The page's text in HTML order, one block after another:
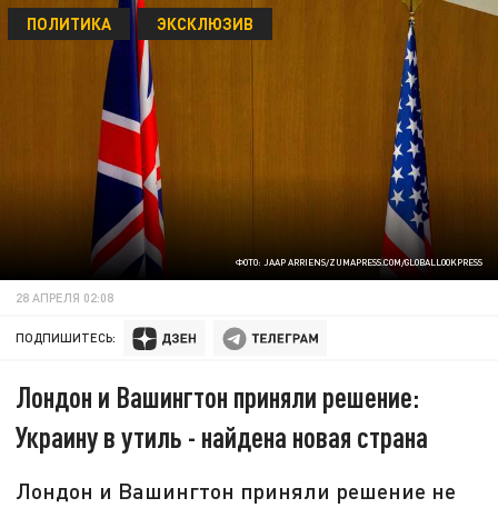
ФОТО: JAAP ARRIENS/ZUMAPRESS.COM/GLOBALLOOKPRESS
ПОЛИТИКА ЭКСКЛЮЗИВ
28 АПРЕЛЯ 02:08
ПОДПИШИТЕСЬ:
Лондон и Вашингтон приняли решение:
Украину в утиль - найдена новая страна
Лондон и Вашингтон приняли решение не